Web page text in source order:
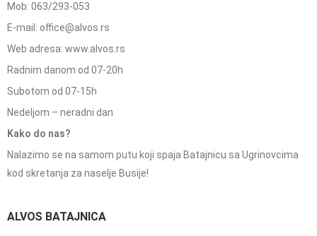
Mob: 063/293-053
E-mail: office@alvos.rs
Web adresa: www.alvos.rs
Radnim danom od 07-20h
Subotom od 07-15h
Nedeljom – neradni dan
Kako do nas?
Nalazimo se na samom putu koji spaja Batajnicu sa Ugrinovcima
kod skretanja za naselje Busije!
ALVOS BATAJNICA